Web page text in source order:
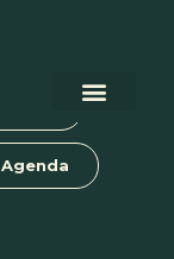
Agenda